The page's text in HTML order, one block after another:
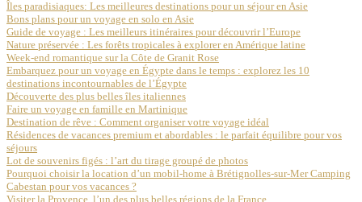
Îles paradisiaques: Les meilleures destinations pour un séjour en Asie
Bons plans pour un voyage en solo en Asie
Guide de voyage : Les meilleurs itinéraires pour découvrir l’Europe
Nature préservée : Les forêts tropicales à explorer en Amérique latine
Week-end romantique sur la Côte de Granit Rose
Embarquez pour un voyage en Égypte dans le temps : explorez les 10
destinations incontournables de l’Égypte
Découverte des plus belles îles italiennes
Faire un voyage en famille en Martinique
Destination de rêve : Comment organiser votre voyage idéal
Résidences de vacances premium et abordables : le parfait équilibre pour vos
séjours
Lot de souvenirs figés : l’art du tirage groupé de photos
Pourquoi choisir la location d’un mobil-home à Brétignolles-sur-Mer Camping
Cabestan pour vos vacances ?
Visiter la Provence, l’un des plus belles régions de la France